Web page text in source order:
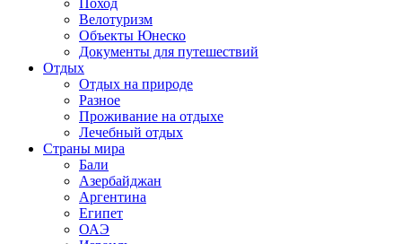
Поход
Велотуризм
Объекты Юнеско
Документы для путешествий
Отдых
Отдых на природе
Разное
Проживание на отдыхе
Лечебный отдых
Страны мира
Бали
Азербайджан
Аргентина
Египет
ОАЭ